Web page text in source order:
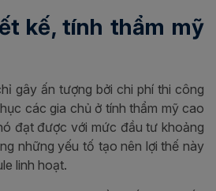
kế, tính thẩm mỹ
gây ấn tượng bởi chi phí thi công
các gia chủ ở tính thẩm mỹ cao
đạt được với mức đầu tư khoảng
những yếu tố tạo nên lợi thế này
linh hoạt.